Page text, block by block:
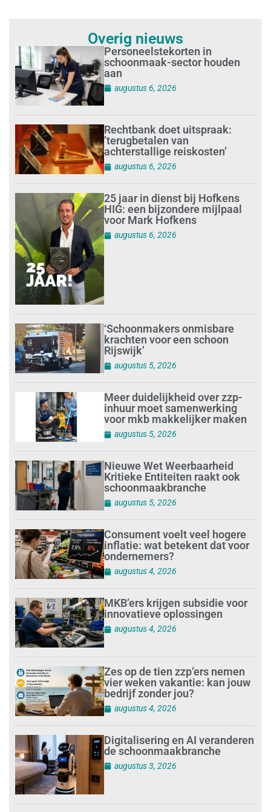
Overig nieuws
Personeelstekorten in
schoonmaak-sector houden
aan
augustus 6, 2026
Rechtbank doet uitspraak:
’terugbetalen van
achterstallige reiskosten’
augustus 6, 2026
25 jaar in dienst bij Hofkens
HIG: een bijzondere mijlpaal
voor Mark Hofkens
augustus 6, 2026
‘Schoonmakers onmisbare
krachten voor een schoon
Rijswijk’
augustus 5, 2026
Meer duidelijkheid over zzp-
inhuur moet samenwerking
voor mkb makkelijker maken
augustus 5, 2026
Nieuwe Wet Weerbaarheid
Kritieke Entiteiten raakt ook
schoonmaakbranche
augustus 5, 2026
Consument voelt veel hogere
inflatie: wat betekent dat voor
ondernemers?
augustus 4, 2026
MKB’ers krijgen subsidie voor
innovatieve oplossingen
augustus 4, 2026
Zes op de tien zzp’ers nemen
vier weken vakantie: kan jouw
bedrijf zonder jou?
augustus 4, 2026
Digitalisering en AI veranderen
de schoonmaakbranche
augustus 3, 2026